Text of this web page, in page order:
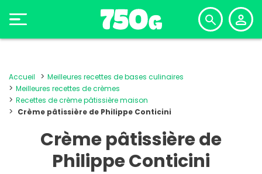
Accueil
Meilleures recettes de bases culinaires
Meilleures recettes de crèmes
Recettes de crème pâtissière maison
Crème pâtissière de Philippe Conticini
Crème pâtissière de
Philippe Conticini